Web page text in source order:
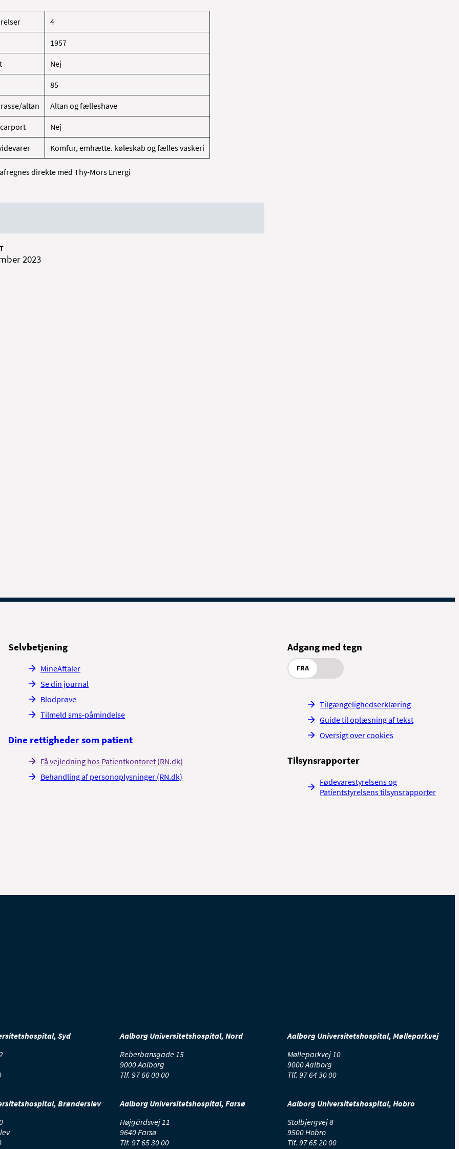
4
1957
Nej
85
altan Altan og fælleshave
Nej
Komfur, emhætte. køleskab og fælles vaskeri
direkte med Thy-Mors Energi
2023
Selvbetjening
MineAftaler
Se din journal
Blodprøve
Tilmeld sms-påmindelse
Dine rettigheder som patient
Få vejledning hos Patientkontoret (RN.dk)
Behandling af personoplysninger (RN.dk)
Adgang med tegn
FRA
Tilgængelighedserklæring
Guide til oplæsning af tekst
Oversigt over cookies
Tilsynsrapporter
Fødevarestyrelsens og
Patientstyrelsens tilsynsrapporter
Syd
Aalborg Universitetshospital, Nord
Reberbansgade 15
9000 Aalborg
Tlf. 97 66 00 00
Aalborg Universitetshospital, Mølleparkvej
Mølleparkvej 10
9000 Aalborg
Tlf. 97 64 30 00
Brønderslev
Aalborg Universitetshospital, Farsø
Højgårdsvej 11
9640 Farsø
Tlf. 97 65 30 00
Aalborg Universitetshospital, Hobro
Stolbjergvej 8
9500 Hobro
Tlf. 97 65 20 00